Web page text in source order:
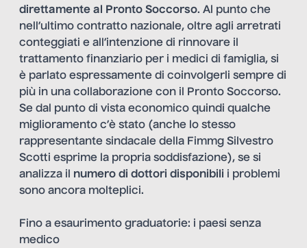
direttamente al Pronto Soccorso. Al punto che
nell’ultimo contratto nazionale, oltre agli arretrati
conteggiati e all’intenzione di rinnovare il
trattamento finanziario per i medici di famiglia, si
è parlato espressamente di coinvolgerli sempre di
più in una collaborazione con il Pronto Soccorso.
Se dal punto di vista economico quindi qualche
miglioramento c’è stato (anche lo stesso
rappresentante sindacale della Fimmg Silvestro
Scotti esprime la propria soddisfazione), se si
analizza il numero di dottori disponibili i problemi
sono ancora molteplici.
Fino a esaurimento graduatorie: i paesi senza
medico